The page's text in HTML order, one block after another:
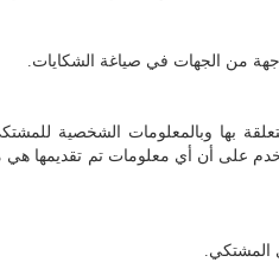
جهة من الجهات في صياغة الشكايات.
بها وبالمعلومات الشخصية
و بالوظيفة العمومية رقم 2488.17 . يوافق
المشتكي.